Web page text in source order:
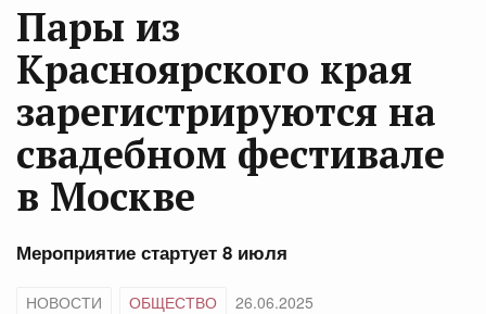
Пары из
Красноярского края
зарегистрируются на
свадебном фестивале
в Москве
Мероприятие стартует 8 июля
НОВОСТИ ОБЩЕСТВО 26.06.2025